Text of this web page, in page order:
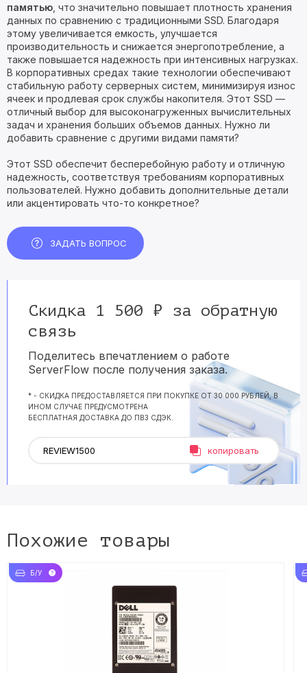
памятью , что значительно повышает плотность хранения
данных по сравнению с традиционными SSD. Благодаря
этому увеличивается емкость, улучшается
производительность и снижается энергопотребление, а
также повышается надежность при интенсивных нагрузках.
В корпоративных средах такие технологии обеспечивают
стабильную работу серверных систем, минимизируя износ
ячеек и продлевая срок службы накопителя. Этот SSD —
отличный выбор для высоконагруженных вычислительных
задач и хранения больших объемов данных. Нужно ли
добавить сравнение с другими видами памяти?
Этот SSD обеспечит бесперебойную работу и отличную
надежность, соответствуя требованиям корпоративных
пользователей. Нужно добавить дополнительные детали
или акцентировать что-то конкретное?
ЗАДАТЬ ВОПРОС
Скидка 1 500 ₽ за обратную
связь
Поделитесь впечатлением о работе
ServerFlow после получения заказа.
* - СКИДКА ПРЕДОСТАВЛЯЕТСЯ ПРИ ПОКУПКЕ ОТ 30 000 РУБЛЕЙ, В
ИНОМ СЛУЧАЕ ПРЕДУСМОТРЕНА
БЕСПЛАТНАЯ ДОСТАВКА ДО ПВЗ СДЭК.
копировать
Похожие товары
Б/У